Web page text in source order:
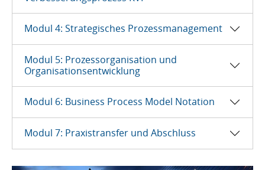
Modul 4: Strategisches Prozessmanagement
Modul 5: Prozessorganisation und
Organisationsentwicklung
Modul 6: Business Process Model Notation
Modul 7: Praxistransfer und Abschluss